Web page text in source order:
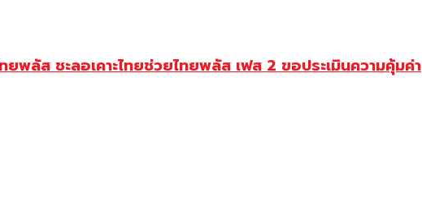
ลัส ชะลอเคาะไทยช่วยไทยพลัส เฟส 2 ขอประเมินความคุ้มค่า